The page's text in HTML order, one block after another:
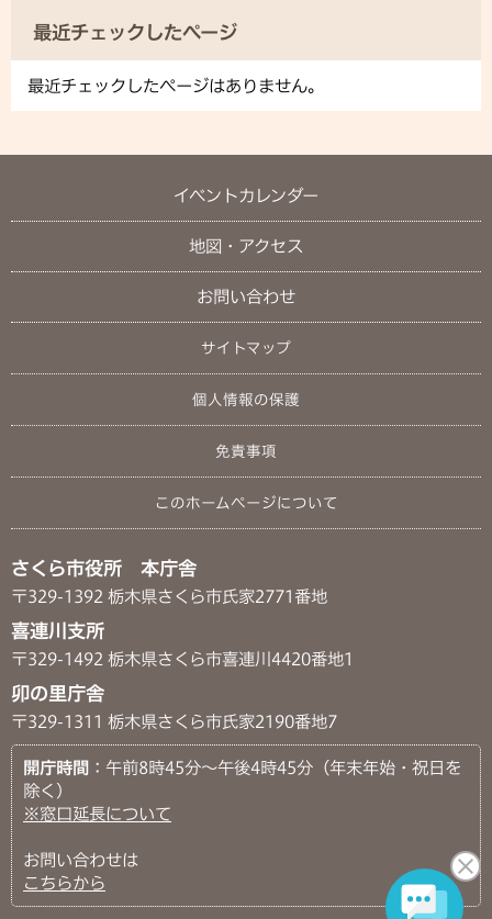
最近チェックしたページ
最近チェックしたページはありません。
イベントカレンダー
地図・アクセス
お問い合わせ
サイトマップ
個人情報の保護
免責事項
このホームページについて
さくら市役所 本庁舎
〒329-1392 栃木県さくら市氏家2771番地
喜連川支所
〒329-1492 栃木県さくら市喜連川4420番地1
卯の里庁舎
〒329-1311 栃木県さくら市氏家2190番地7
開庁時間 ：午前8時45分～午後4時45分（年末年始・祝日を
除く）
※窓口延長について
お問い合わせは
こちらから